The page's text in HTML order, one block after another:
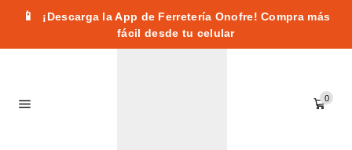
📱
¡Descarga la App de Ferretería Onofre! Compra más
fácil desde tu celular
0